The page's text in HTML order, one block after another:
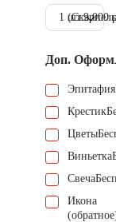
1 шт.9.000
Доп.
Эпитафия
Крестик
Цветы
Виньетка
Свеча
Икона